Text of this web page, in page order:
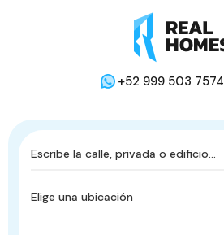
+52 999 503 7574
Elige una ubicación